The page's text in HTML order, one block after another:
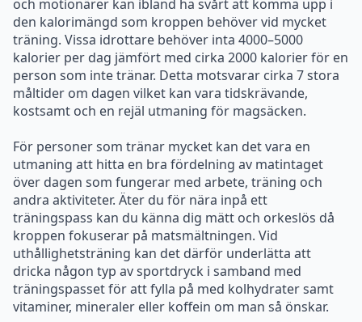
måltider om dagen vilket kan vara tidskrävande,
kostsamt och en rejäl utmaning för magsäcken.
För personer som tränar mycket kan det vara en
utmaning att hitta en bra fördelning av matintaget
över dagen som fungerar med arbete, träning och
andra aktiviteter. Äter du för nära inpå ett
kroppen fokuserar på matsmältningen. Vid
uthållighetsträning kan det därför underlätta att
dricka någon typ av sportdryck i samband med
träningspasset för att fylla på med kolhydrater samt
vitaminer, mineraler eller koffein om man så önskar.
Efter ett hårt träningspass bör man inta cirka 20 gram
protein för optimal återhämtning. För att komma upp i
denna proteinmängd kan man till exempel förbereda
en matlåda med två kokta ägg, 100 gram tonfisk eller